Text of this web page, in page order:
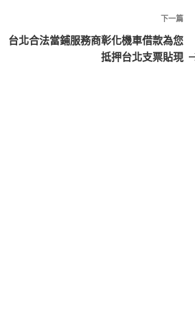
下
一
篇
下一篇
台北合法當鋪服務商彰化機車借款為您
抵押台北支票貼現